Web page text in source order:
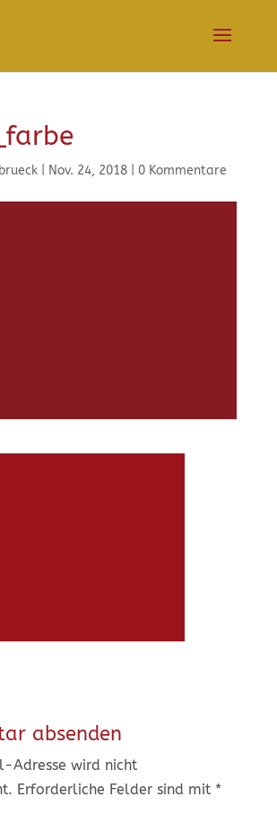
| Nov. 24, 2018| 0 Kommentare
absenden
Adresse wird nicht
Erforderliche Felder sind mit *